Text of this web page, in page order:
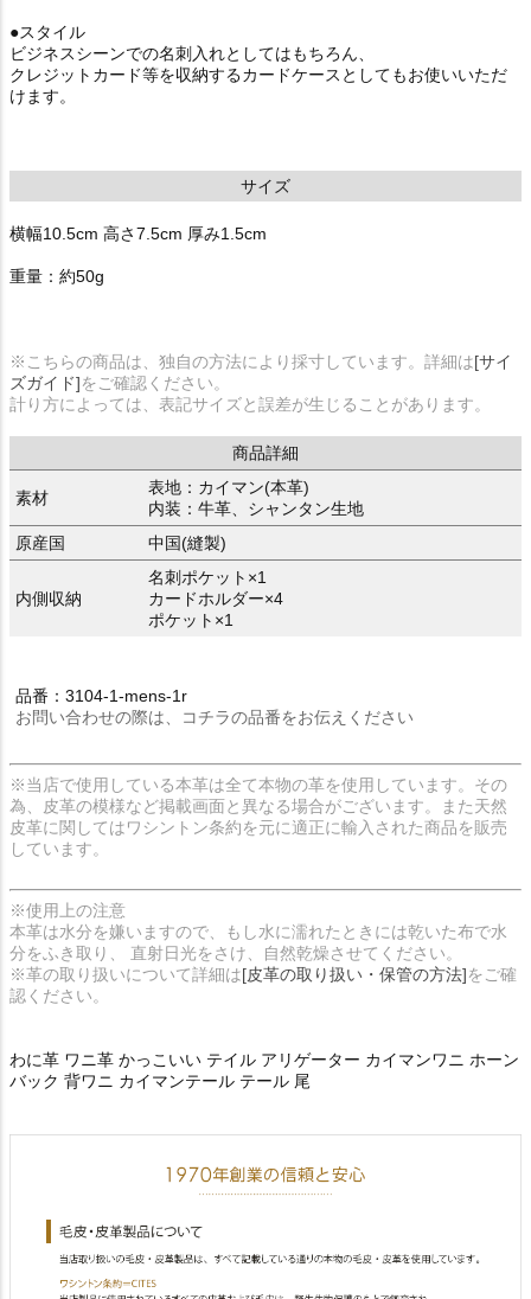
●スタイル
ビジネスシーンでの名刺入れとしてはもちろん、
クレジットカード等を収納するカードケースとしてもお使いいただ
けます。
サイズ
横幅10.5cm 高さ7.5cm 厚み1.5cm
重量：約50g
※こちらの商品は、独自の方法により採寸しています。詳細は[サイ
ズガイド]をご確認ください。
計り方によっては、表記サイズと誤差が生じることがあります。
商品詳細
素材
表地：カイマン(本革)
内装：牛革、シャンタン生地
原産国
中国(縫製)
内側収納
名刺ポケット×1
カードホルダー×4
ポケット×1
品番：3104-1-mens-1r
お問い合わせの際は、コチラの品番をお伝えください
※当店で使用している本革は全て本物の革を使用しています。その
為、皮革の模様など掲載画面と異なる場合がございます。また天然
皮革に関してはワシントン条約を元に適正に輸入された商品を販売
しています。
※使用上の注意
本革は水分を嫌いますので、もし水に濡れたときには乾いた布で水
分をふき取り、 直射日光をさけ、自然乾燥させてください。
※革の取り扱いについて詳細は[皮革の取り扱い・保管の方法]をご確
認ください。
わに革 ワニ革 かっこいい テイル アリゲーター カイマンワニ ホーン
バック 背ワニ カイマンテール テール 尾